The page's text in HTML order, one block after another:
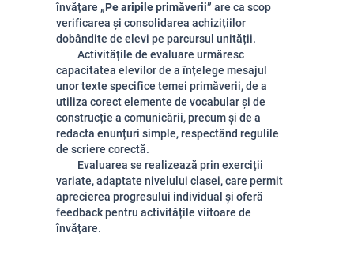
învățare „Pe aripile primăverii” are ca scop
verificarea și consolidarea achizițiilor
dobândite de elevi pe parcursul unității.
Activitățile de evaluare urmăresc
capacitatea elevilor de a înțelege mesajul
unor texte specifice temei primăverii, de a
utiliza corect elemente de vocabular și de
construcție a comunicării, precum și de a
redacta enunțuri simple, respectând regulile
de scriere corectă.
Evaluarea se realizează prin exerciții
variate, adaptate nivelului clasei, care permit
aprecierea progresului individual și oferă
feedback pentru activitățile viitoare de
învățare.